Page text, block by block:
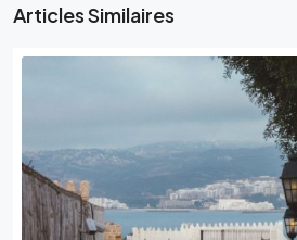
Articles Similaires